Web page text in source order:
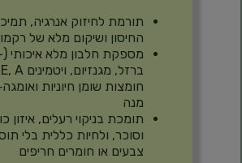
תורמת לחיזוק אנרגיה,
החיסון ושיקום מלא של
מנה
תומכת בניקוי רעלים, איזון
וסוכר, ולחיות כללית בלי
צבעים או חומרים חריפים